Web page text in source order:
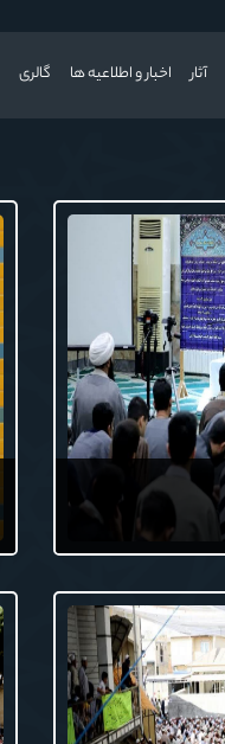
آثار اخبار و اطلاعیه ها گالری